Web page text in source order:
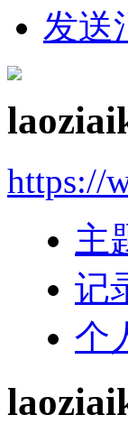
发送
https://
主
记
个